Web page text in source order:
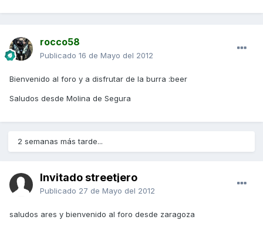
rocco58
Publicado 16 de Mayo del 2012
Bienvenido al foro y a disfrutar de la burra :beer
Saludos desde Molina de Segura
2 semanas más tarde...
Invitado streetjero
Publicado 27 de Mayo del 2012
saludos ares y bienvenido al foro desde zaragoza